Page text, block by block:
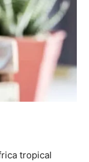
tropical